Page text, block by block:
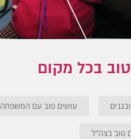
בכל מקום
עושים טוב עם המשפחה
טוב בצה"ל